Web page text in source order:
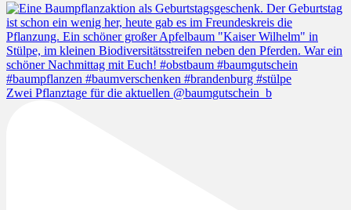
Zwei Pflanztage für die aktuellen @baumgutschein_b